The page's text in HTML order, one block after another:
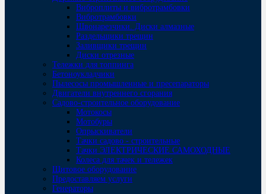
Виброплиты и вибротрамбовки
Вибротрамбовки
Швонарезчики. Диски алмазные
Раздельщики трещин
Заливщики трещин
Диски отрезные
Тележки для топпинга
Бетоноукладчики
Пылесосы промышленные и пресепараторы
Двигатели внутреннего сгорания
Садово-строительное оборудование
Мотокосы
Мотобуры
Опрыскиватели
Тачки садово - строительные
Тачки ЭЛЕКТРИЧЕСКИЕ САМОХОДНЫЕ
Колеса для тачек и тележек
Щитовое оборудование
Предоставляем услуги
Генераторы